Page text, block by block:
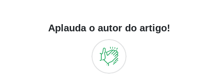
Aplauda o autor do artigo!